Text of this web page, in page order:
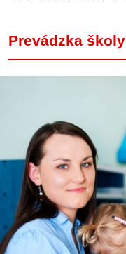
Prevádzka školy